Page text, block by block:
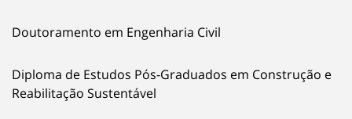
Doutoramento em Engenharia Civil
Diploma de Estudos Pós-Graduados em Construção e
Reabilitação Sustentável